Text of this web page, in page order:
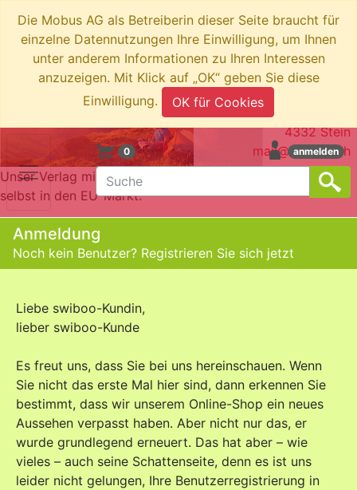
Die Mobus AG als Betreiberin dieser Seite braucht für
einzelne Datennutzungen Ihre Einwilligung, um Ihnen
unter anderem Informationen zu Ihren Interessen
anzuzeigen. Mit Klick auf „OK“ geben Sie diese
Einwilligung.
OK für Cookies
0 anmelden
swiboo.ch by Mobus AG
Brotkorbstrasse 3
4332 Stein
mail@swiboo.ch
Unser Verlag mit Schweizer Adresse bringt die Produkte
selbst in den EU-Markt.
Anmeldung
Noch kein Benutzer? Registrieren Sie sich jetzt
Liebe swiboo-Kundin,
lieber swiboo-Kunde
Es freut uns, dass Sie bei uns hereinschauen. Wenn
Sie nicht das erste Mal hier sind, dann erkennen Sie
bestimmt, dass wir unserem Online-Shop ein neues
Aussehen verpasst haben. Aber nicht nur das, er
wurde grundlegend erneuert. Das hat aber – wie
vieles – auch seine Schattenseite, denn es ist uns
leider nicht gelungen, Ihre Benutzerregistrierung in